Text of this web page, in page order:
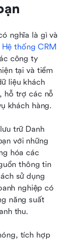
nghĩa là gì và
Hệ thống CRM
công ty
tại và tiềm
liệu khách
hỗ trợ các nỗ
khách hàng.
trữ Danh
với những
hóa các
thông tin
sử dụng
nghiệp có
năng suất
thu.
tích hợp